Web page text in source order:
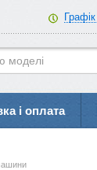
і оплата